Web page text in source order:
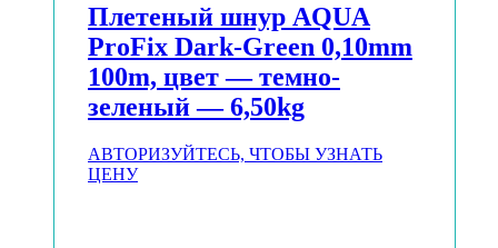
Плетеный шнур AQUA
ProFix Dark-Green 0,10mm
100m, цвет — темно-
зеленый — 6,50kg
АВТОРИЗУЙТЕСЬ, ЧТОБЫ УЗНАТЬ
ЦЕНУ